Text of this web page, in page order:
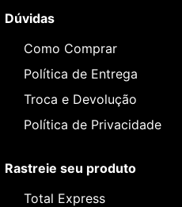
Dúvidas
Como Comprar
Política de Entrega
Troca e Devolução
Política de Privacidade
Rastreie seu produto
Total Express